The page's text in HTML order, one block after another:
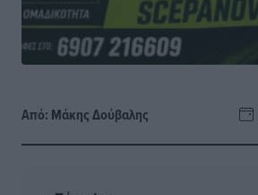
Από: Μάκης Δούβαλης